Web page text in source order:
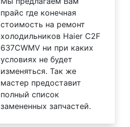
прайс где конечная
стоимость на ремонт
холодильников Haier C2F
637CWMV ни при каких
условиях не будет
изменяться. Так же
мастер предоставит
полный список
замененных запчастей.